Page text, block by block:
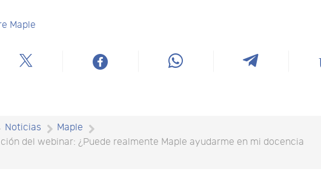
Maple
Noticias
Maple
del webinar: ¿Puede realmente Maple ayudarme en mi docencia